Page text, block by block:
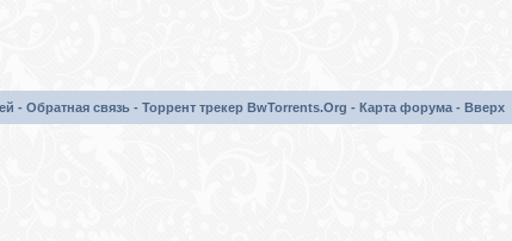
- Обратная связь - Торрент трекер BwTorrents.Org - Карта форума - Вверх